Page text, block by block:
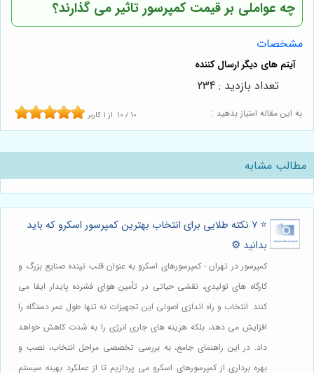
چه عواملی بر قیمت کمپرسور تاثیر می گذارند؟
مشخصات
به این مقاله امتیاز بدهید : 10 / 10 از1 کاربر
تعداد بازدید : 234
مطالب مشابه
⭐️ ۷ نکته طلایی برای انتخاب بهترین کمپرسور اسکرو که باید
بدانید ⚙️
کمپرسور در تهران - کمپرسورهای اسکرو به عنوان قلب تپنده صنایع بزرگ و
کارگاه های تولیدی، نقشی حیاتی در تأمین هوای فشرده پایدار ایفا می
کنند. انتخاب و راه اندازی اصولی این تجهیزات نه تنها طول عمر دستگاه را
افزایش می دهد، بلکه هزینه های جاری انرژی را به شدت کاهش خواهد
داد. در این راهنمای جامع، به بررسی تخصصی مراحل انتخاب، نصب و
بهره برداری از کمپرسورهای اسکرو می پردازیم تا از عملکرد بهینه سیستم